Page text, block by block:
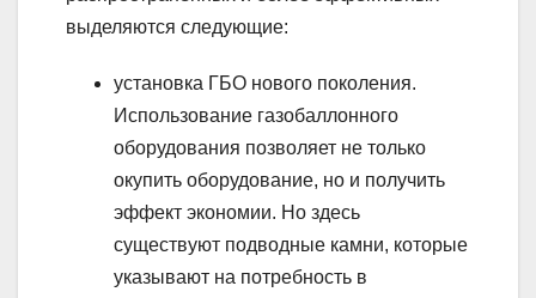
выделяются следующие:
установка ГБО нового поколения.
Использование газобаллонного
оборудования позволяет не только
окупить оборудование, но и получить
эффект экономии. Но здесь
существуют подводные камни, которые
указывают на потребность в